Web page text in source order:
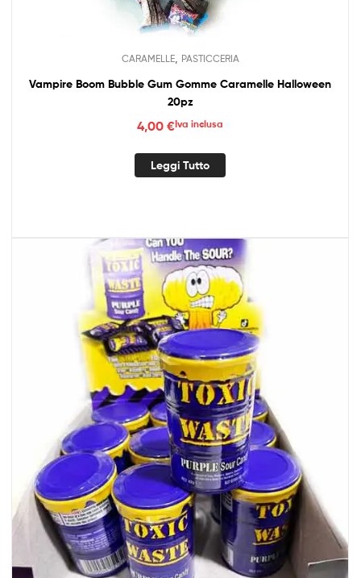
CARAMELLE, PASTICCERIA
Vampire Boom Bubble Gum Gomme Caramelle Halloween
20pz
4,00 €Iva inclusa
Leggi Tutto